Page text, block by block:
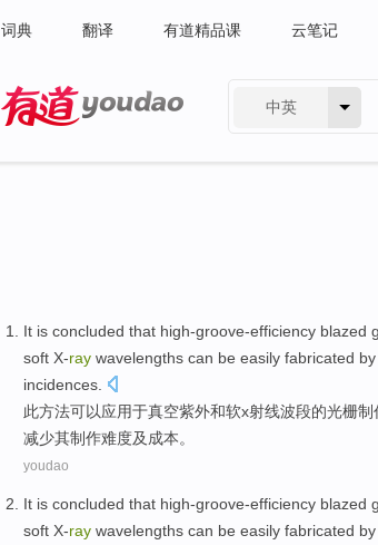
词典 翻译 有道精品课 云笔记
中英
It is concluded that high-groove-efficiency blazed
soft X-ray wavelengths can be easily fabricated
incidences.
此方法可以应用于真空紫外和软x射线波段的光栅制
减少其制作难度及成本。
youdao
It is concluded that high-groove-efficiency blazed
soft X-ray wavelengths can be easily fabricated